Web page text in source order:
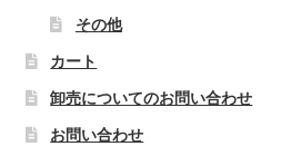
その他
カート
卸売についてのお問い合わせ
お問い合わせ